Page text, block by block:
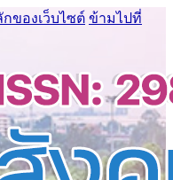
ของเว็บไซต์ ข้ามไปที่